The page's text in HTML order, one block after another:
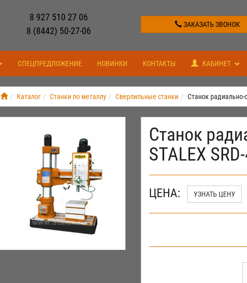
8 927 510 27 06
8 (8442) 50-27-06
ЗАКАЗАТЬ ЗВОНОК
СПЕЦПРЕДЛОЖЕНИЕ НОВИНКИ КОНТАКТЫ КАБИНЕТ
Каталог Станки по металлу Сверлильные станки Станок радиально-
Станок
STALEX
ЦЕНА: УЗНАТЬ ЦЕНУ